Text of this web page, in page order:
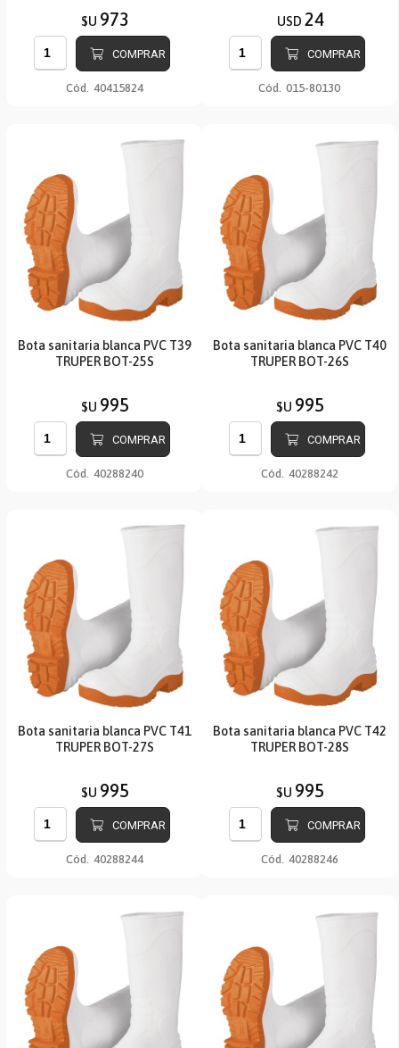
$U 973
COMPRAR
Cód. 40415824
USD 24
COMPRAR
Cód. 015-80130
Bota sanitaria blanca PVC T39
TRUPER BOT-25S
$U 995
COMPRAR
Cód. 40288240
Bota sanitaria blanca PVC T40
TRUPER BOT-26S
$U 995
COMPRAR
Cód. 40288242
Bota sanitaria blanca PVC T41
TRUPER BOT-27S
$U 995
COMPRAR
Cód. 40288244
Bota sanitaria blanca PVC T42
TRUPER BOT-28S
$U 995
COMPRAR
Cód. 40288246